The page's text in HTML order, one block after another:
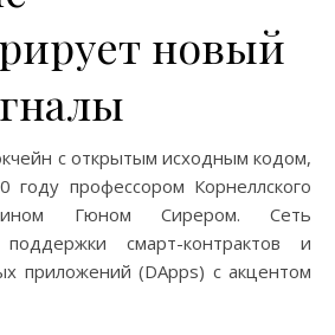
новый
с открытым исходным кодом,
профессором Корнеллского
Гюном Сирером. Сеть
смарт-контрактов и
приложений (DApps) с акцентом